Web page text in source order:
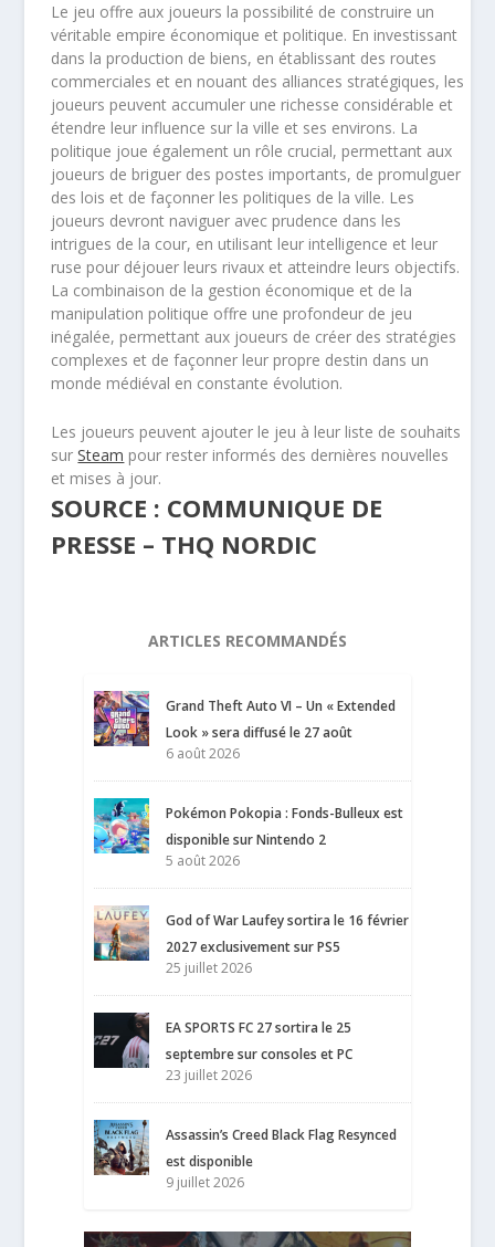
Le jeu offre aux joueurs la possibilité de construire un
véritable empire économique et politique. En investissant
dans la production de biens, en établissant des routes
commerciales et en nouant des alliances stratégiques, les
joueurs peuvent accumuler une richesse considérable et
étendre leur influence sur la ville et ses environs. La
politique joue également un rôle crucial, permettant aux
joueurs de briguer des postes importants, de promulguer
des lois et de façonner les politiques de la ville. Les
joueurs devront naviguer avec prudence dans les
intrigues de la cour, en utilisant leur intelligence et leur
ruse pour déjouer leurs rivaux et atteindre leurs objectifs.
La combinaison de la gestion économique et de la
manipulation politique offre une profondeur de jeu
inégalée, permettant aux joueurs de créer des stratégies
complexes et de façonner leur propre destin dans un
monde médiéval en constante évolution.
Les joueurs peuvent ajouter le jeu à leur liste de souhaits
surSteam pour rester informés des dernières nouvelles
et mises à jour.
SOURCE : COMMUNIQUE DE
PRESSE – THQ NORDIC
ARTICLES RECOMMANDÉS
Grand Theft Auto VI – Un « Extended
Look » sera diffusé le 27 août
6 août 2026
Pokémon Pokopia : Fonds-Bulleux est
disponible sur Nintendo 2
5 août 2026
God of War Laufey sortira le 16 février
2027 exclusivement sur PS5
25 juillet 2026
EA SPORTS FC 27 sortira le 25
septembre sur consoles et PC
23 juillet 2026
Assassin’s Creed Black Flag Resynced
est disponible
9 juillet 2026